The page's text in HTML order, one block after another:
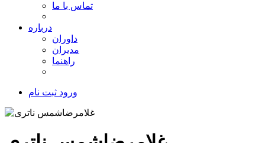
تماس با ما
درباره
داوران
مدیران
راهنما
ورود ثبت نام